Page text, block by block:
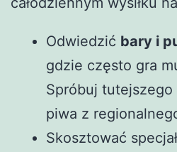
Odwiedzić bary i
gdzie często gra
Spróbuj
piwa z
Skosztować